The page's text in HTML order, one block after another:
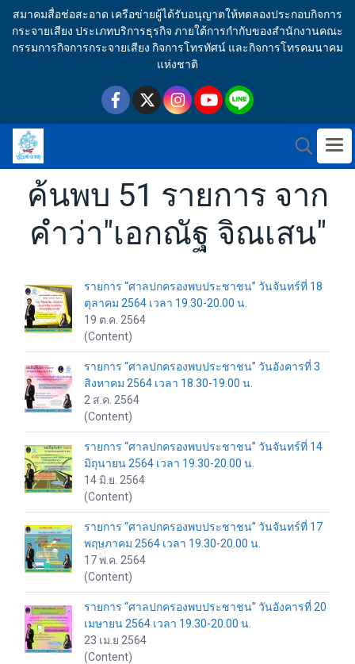
สมาคมสื่อช่อสะอาด เครือข่ายผู้ได้รับอนุญาตให้ทดลองประกอบกิจการ
กระจายเสียง ประเภทบริการธุรกิจ ภายใต้การกำกับของสำนักงานคณะ
กรรมการกิจการกระจายเสียง กิจการโทรทัศน์ และกิจการโทรคมนาคม
แห่งชาติ
ค้นพบ 51 รายการ จาก
คำว่า"เอกณัฐ จิณเสน"
รายการ “ศาลปกครองพบประชาชน” วันจันทร์ที่ 18
ตุลาคม 2564 เวลา 19.30-20.00 น.
19 ต.ค. 2564
(Content)
รายการ “ศาลปกครองพบประชาชน” วันอังคารที่ 3
สิงหาคม 2564 เวลา 18.30-19.00 น.
2 ส.ค. 2564
(Content)
รายการ “ศาลปกครองพบประชาชน” วันจันทร์ที่ 14
มิถุนายน 2564 เวลา 19.30-20.00 น.
14 มิ.ย. 2564
(Content)
รายการ “ศาลปกครองพบประชาชน” วันจันทร์ที่ 17
พฤษภาคม 2564 เวลา 19.30-20.00 น.
17 พ.ค. 2564
(Content)
รายการ “ศาลปกครองพบประชาชน” วันอังคารที่ 20
เมษายน 2564 เวลา 19.30-20.00 น.
23 เม.ย 2564
(Content)